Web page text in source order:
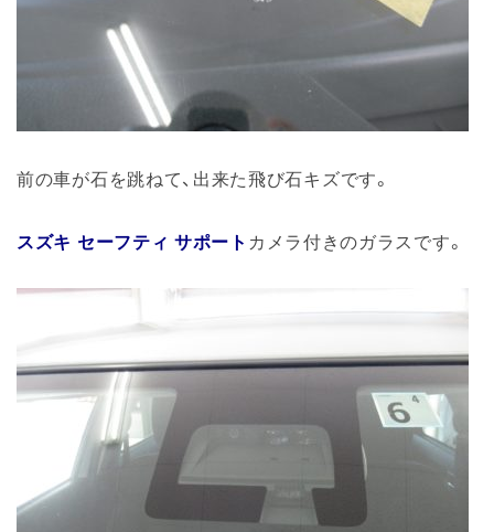
前の車が石を跳ねて、出来た飛び石キズです。
スズキ セーフティ サポート カメラ付きのガラスです。